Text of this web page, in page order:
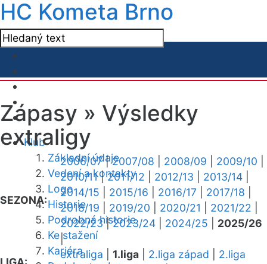
HC Kometa Brno
Klub
Základní údaje
Vedení a kontakty
Logo
Historie
Podrobná historie
Ke stažení
Kariéra
Zápasy » Výsledky
extraligy
SEZONA:
2006/07|2007/08 2008/09 2009/10
2010/11|2011/12 2012/13 2013/14
2014/15
2015/16 2016/17 2017/18
2018/19
2019/20 2020/21 2021/22
2022/23|2023/24 2024/25
2025/26
|
extraliga 1.liga 2.liga západ
2.liga